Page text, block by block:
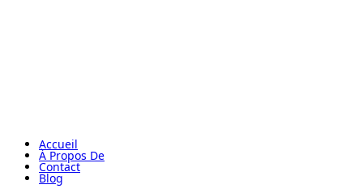
Accueil
À Propos De
Contact
Blog